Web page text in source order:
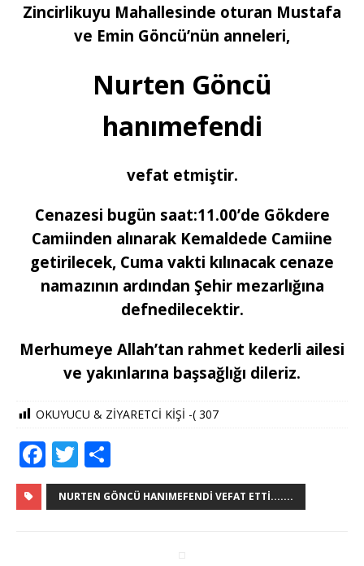
Zincirlikuyu Mahallesinde oturan Mustafa
ve Emin Göncü’nün anneleri,
Nurten Göncü
hanımefendi
vefat etmiştir.
Cenazesi bugün saat:11.00’de Gökdere
Camiinden alınarak Kemaldede Camiine
getirilecek, Cuma vakti kılınacak cenaze
namazının ardından Şehir mezarlığına
defnedilecektir.
Merhumeye Allah’tan rahmet kederli ailesi
ve yakınlarına başsağlığı dileriz.
OKUYUCU & ZİYARETCİ KİŞİ -( 307
F
a
c
T
w
it
h
ar
NURTEN GÖNCÜ HANIMEFENDI VEFAT ETTI.......